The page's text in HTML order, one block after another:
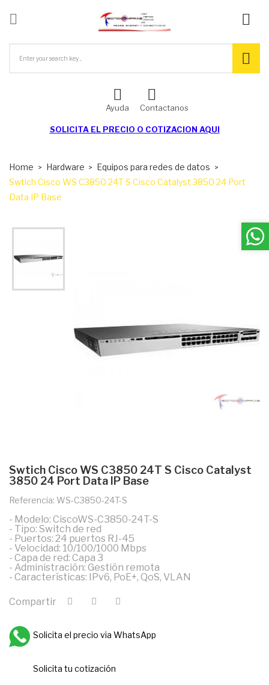

Ayuda Contactanos
SOLICITA EL PRECIO O COTIZACION AQUI
Home Hardware
Equipos para redes de datos
Swtich Cisco WS C3850 24T S Cisco Catalyst 3850 24 Port
Data IP Base
Swtich Cisco WS C3850 24T S Cisco Catalyst
3850 24 Port Data IP Base
Referencia: WS-C3850-24T-S
- Modelo: CiscoWS-C3850-24T-S
- Tipo: Switch de red
- Puertos: 24 puertos RJ-45
- Velocidad: 10/100/1000 Mbps
- Capa de red: Capa 3
- Administración: Gestión remota
- Características: IPv6, PoE+, QoS, VLAN
Compartir
Solicita el precio via WhatsApp
Solicita tu cotización